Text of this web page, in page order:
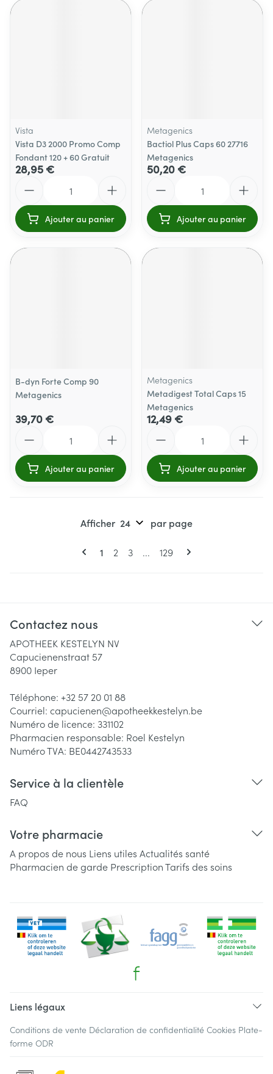
Vista
Vista D3 2000 Promo Comp
Fondant 120 + 60 Gratuit
28,95 €
Ajouter au panier
Metagenics
Bactiol Plus Caps 60 27716
Metagenics
50,20 €
Ajouter au panier
B-dyn Forte Comp 90
Metagenics
39,70 €
Ajouter au panier
Metagenics
Metadigest Total Caps 15
Metagenics
12,49 €
Ajouter au panier
Pages
Vous lisez actuellement la page
1 Page
2 Page
3 ... Page
129
Afficher par page
Contactez nous
APOTHEEK KESTELYN NV
Capucienenstraat 57
8900 Ieper
Téléphone: +32 57 20 01 88
Courriel: capucienen@apotheekkestelyn.be
Numéro de licence: 331102
Pharmacien responsable: Roel Kestelyn
Numéro TVA: BE0442743533
Service à la clientèle
FAQ
Votre pharmacie
A propos de nous Liens utiles Actualités santé
Pharmacien de garde PrescriptionTarifs des soins
Liens légaux
Conditions de vente Déclaration de confidentialité Cookies Plate-
forme ODR